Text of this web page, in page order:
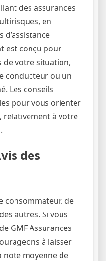
des assurances
en
d’assistance
est conçu pour
de votre situation,
conducteur ou un
Les conseils
pour vous orienter
relativement à votre
des
consommateur, de
autres. Si vous
GMF Assurances
à laisser
note moyenne de